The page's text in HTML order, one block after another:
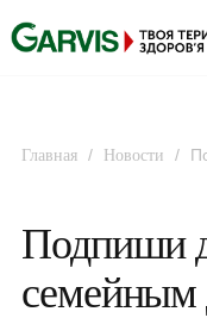
Главная / Новости /
Подпиши
семейным